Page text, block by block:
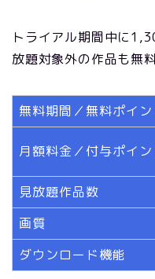
トライアル期間中に
放題対象外の作品も無
無料期間／無料ポイン
月額料金／付与ポイン
見放題作品数
画質
ダウンロード機能